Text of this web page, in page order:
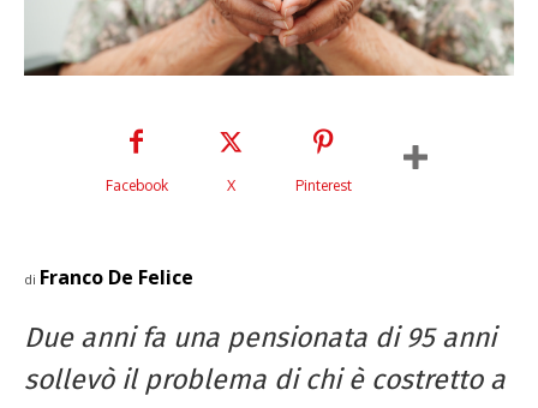
Facebook X Pinterest
di Franco De Felice
Due anni fa una pensionata di 95 anni
sollevò il problema di chi è costretto a